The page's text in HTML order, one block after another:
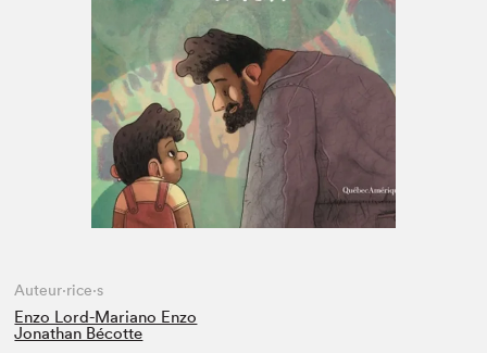
Espace médias
Auteur·rice·s
Enzo Lord-Mariano Enzo
Jonathan Bécotte